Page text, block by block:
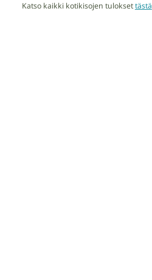
Katso kaikki kotikisojen tuloksettästä